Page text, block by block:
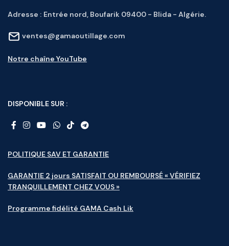
Adresse : Entrée nord, Boufarik 09400 - Blida - Algérie.
ventes@gamaoutillage.com
Notre chaîne YouTube
DISPONIBLE SUR :
POLITIQUE SAV ET GARANTIE
GARANTIE 2 jours SATISFAIT OU REMBOURSÉ « VÉRIFIEZ
TRANQUILLEMENT CHEZ VOUS »
Programme fidélité GAMA Cash Lik